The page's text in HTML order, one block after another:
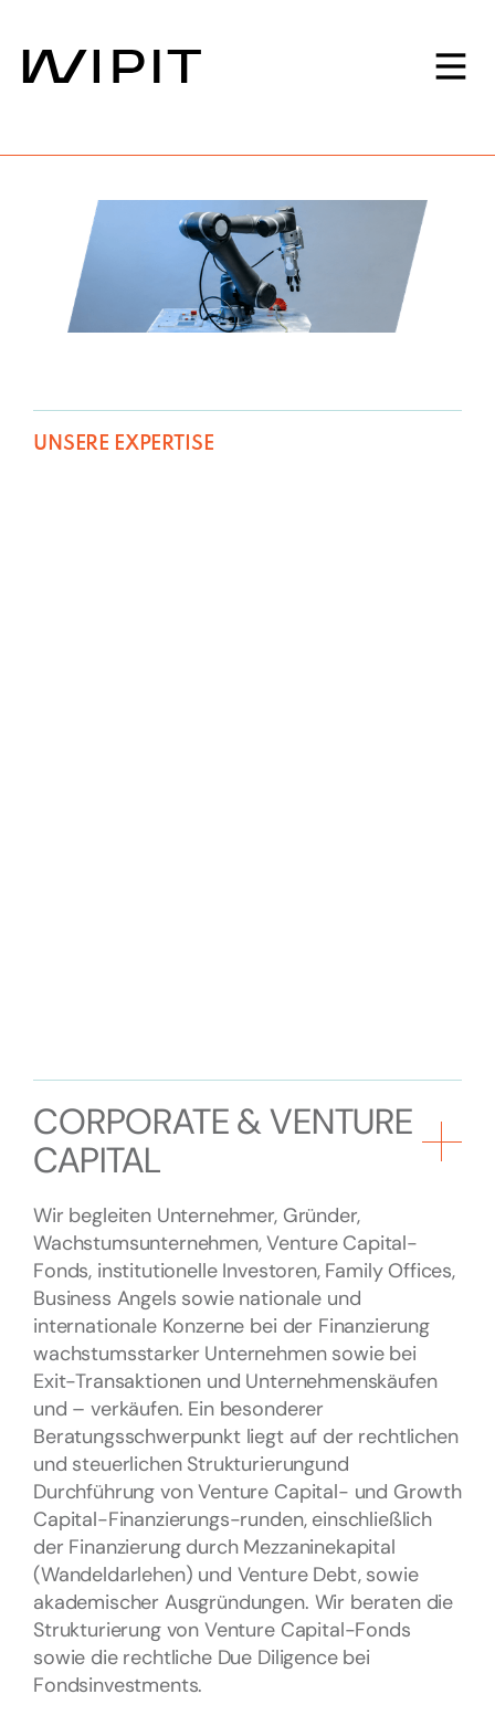
UNSERE EXPERTISE
CORPORATE & VENTURE
CAPITAL
Wir begleiten Unternehmer, Gründer,
Wachstumsunternehmen, Venture Capital-
Fonds, institutionelle Investoren, Family Offices,
Business Angels sowie nationale und
internationale Konzerne bei der Finanzierung
wachstumsstarker Unternehmen sowie bei
Exit-Transaktionen und Unternehmenskäufen
und – verkäufen. Ein besonderer
Beratungsschwerpunkt liegt auf der rechtlichen
und steuerlichen Strukturierungund
Durchführung von Venture Capital- und Growth
Capital-Finanzierungs-runden, einschließlich
der Finanzierung durch Mezzaninekapital
(Wandeldarlehen) und Venture Debt, sowie
akademischer Ausgründungen. Wir beraten die
Strukturierung von Venture Capital-Fonds
sowie die rechtliche Due Diligence bei
Fondsinvestments.